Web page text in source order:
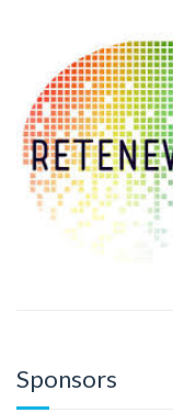
Sponsors